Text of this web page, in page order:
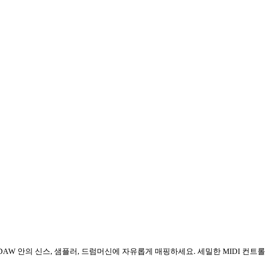
안의 신스, 샘플러, 드럼머신에 자유롭게 매핑하세요. 세밀한 MIDI 컨트롤